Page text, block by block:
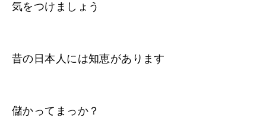
気をつけましょう
昔の日本人には知恵があります
儲かってまっか？